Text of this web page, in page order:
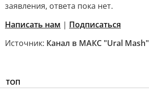
заявления, ответа пока нет.
Написать нам | Подписаться
Источник: Канал в МАКС "Ural Mash"
ТОП